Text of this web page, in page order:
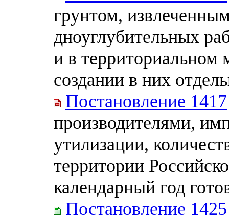
грунтом,
дноуглубительных
и в территориальном
создании в них
Постановление 1417
производителями,
утилизации,
территории
календарный год
Постановление 1425